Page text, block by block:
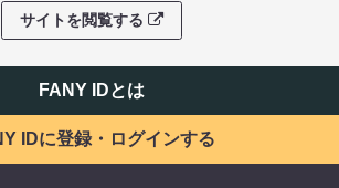
サイトを閲覧する
FANY IDとは
IDに登録・ログインする